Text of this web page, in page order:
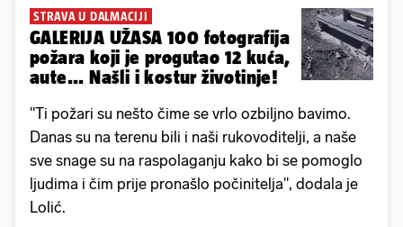
STRAVA U DALMACIJI
GALERIJA UŽASA 100 fotografija
požara koji je progutao 12 kuća,
aute... Našli i kostur životinje!
"Ti požari su nešto čime se vrlo ozbiljno bavimo.
Danas su na terenu bili i naši rukovoditelji, a naše
sve snage su na raspolaganju kako bi se pomoglo
ljudima i čim prije pronašlo počinitelja", dodala je
Lolić.